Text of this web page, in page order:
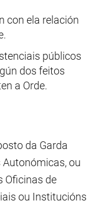
con ela relación
públicos
dos feitos
a Orde.
da Garda
Autonómicas, ou
Oficinas de
ou Institucións